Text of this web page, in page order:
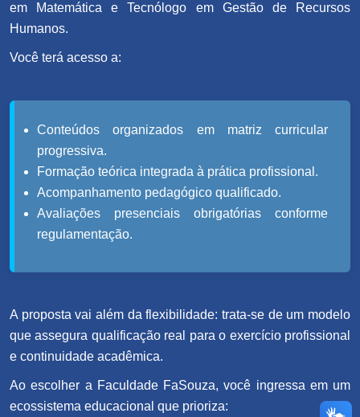
em Matemática e Tecnólogo em Gestão de Recursos
Humanos.
Você terá acesso a:
Conteúdos organizados em matriz curricular
progressiva.
Formação teórica integrada à prática profissional.
Acompanhamento pedagógico qualificado.
Avaliações presenciais obrigatórias conforme
regulamentação.
A proposta vai além da flexibilidade: trata-se de um modelo
que assegura qualificação real para o exercício profissional
e continuidade acadêmica.
Ao escolher a Faculdade FaSouza, você ingressa em um
ecossistema educacional que prioriza: